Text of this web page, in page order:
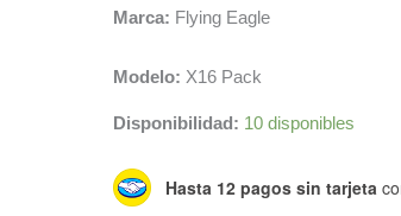
Marca: Flying Eagle
Modelo: X16 Pack
Disponibilidad: 10 disponibles
Hasta 12 pagos sin tarjeta